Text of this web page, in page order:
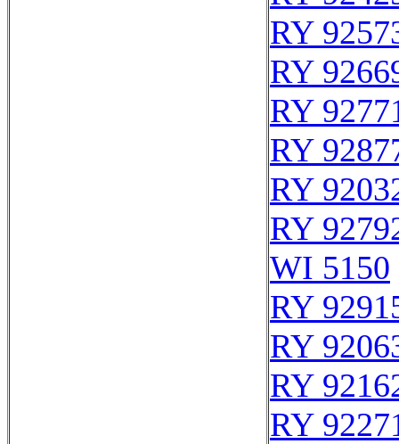
RY
RY
RY
RY
RY
RY
WI 5150
RY
RY
RY
RY